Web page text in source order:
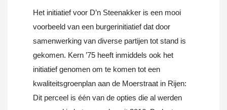
Het initiatief voor D’n Steenakker is een mooi
voorbeeld van een burgerinitiatief dat door
samenwerking van diverse partijen tot stand is
gekomen. Kern ’75 heeft inmiddels ook het
initiatief genomen om te komen tot een
kwaliteitsgroenplan aan de Moerstraat in Rijen:
Dit perceel is één van de opties die al werden